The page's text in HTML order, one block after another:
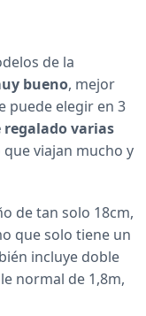
de la
bueno, mejor
puede elegir en 3
regalado varias
viajan mucho y
de tan solo 18cm,
que solo tiene un
incluye doble
normal de 1,8m,